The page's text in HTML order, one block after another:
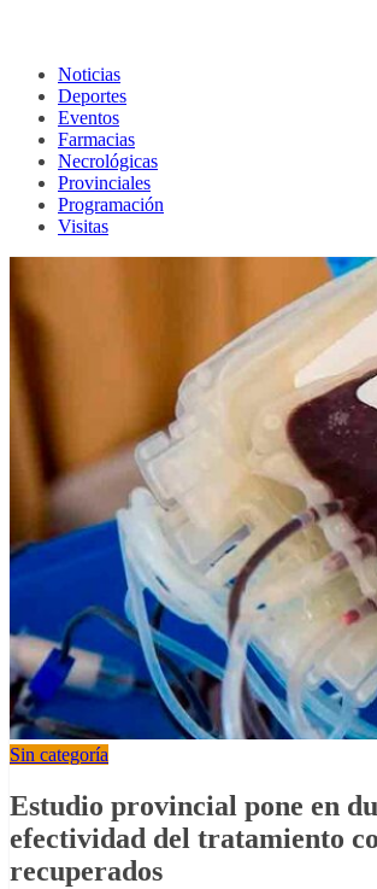
Noticias
Deportes
Eventos
Farmacias
Necrológicas
Provinciales
Programación
Visitas
Sin categoría
Estudio provincial pone en
efectividad del tratamiento
recuperados